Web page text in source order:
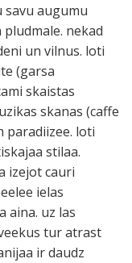
savu augumu
pludmale. nekad
un vilnus. loti
(garsa
skaistas
skanas (caffe
paradiizee. loti
stilaa.
izejot cauri
ielas
aina. uz las
tur atrast
ir daudz